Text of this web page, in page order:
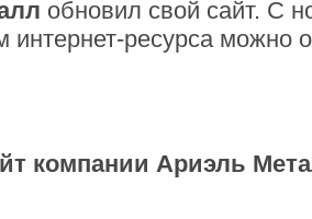
обновил свой сайт. С
интернет-ресурса можно
компании Ариэль